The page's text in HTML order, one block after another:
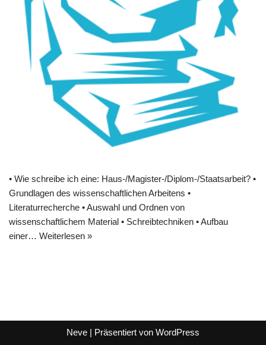
• Wie schreibe ich eine: Haus-/Magister-/Diplom-/Staatsarbeit? •
Grundlagen des wissenschaftlichen Arbeitens •
Literaturrecherche • Auswahl und Ordnen von
wissenschaftlichem Material • Schreibtechniken • Aufbau
einer… Weiterlesen »
Neve | Präsentiert von WordPress